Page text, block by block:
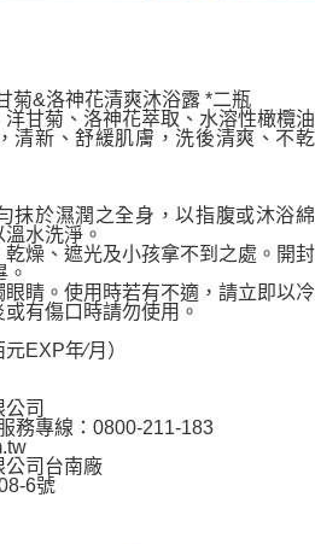
菊&洛神花清爽沐浴露 *二瓶
甘菊、洛神花萃取、水溶性橄欖油
清新、舒緩肌膚，洗後清爽、不乾
抹於濕潤之全身，以指腹或沐浴綿
水洗淨。
燥、遮光及小孩拿不到之處。開封
睛。使用時若有不適，請立即以冷
有傷口時請勿使用。
EXP年∕月）
司
務專線：0800-211-183
公司台南廠
6號